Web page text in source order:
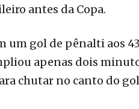
antes da Copa.
um gol de pênalti aos
apenas dois
chutar no canto do